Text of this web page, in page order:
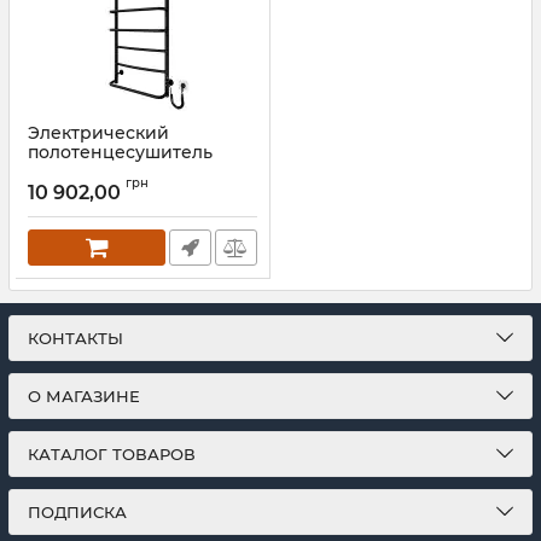
Электрический
полотенцесушитель
1090х530/150 TR К
Артикул:2.3.0317.10.P-BM
10 902,00 грн
КОНТАКТЫ
О МАГАЗИНЕ
КАТАЛОГ ТОВАРОВ
ПОДПИСКА